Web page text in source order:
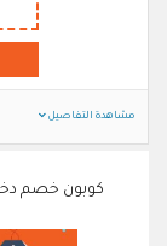
مشاهدة التفاصيل
كوبون خصم